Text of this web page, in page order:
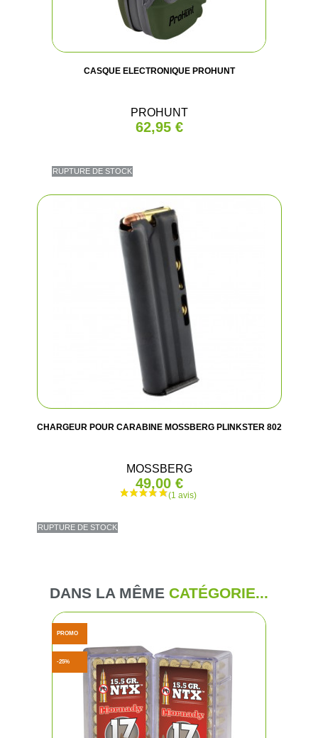
CASQUE ELECTRONIQUE PROHUNT
PROHUNT
62,95 €
RUPTURE DE STOCK
CHARGEUR POUR CARABINE MOSSBERG PLINKSTER 802
MOSSBERG
49,00 €
RUPTURE DE STOCK
DANS LA MÊME CATÉGORIE...
PROMO
-25%